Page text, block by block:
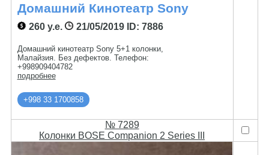
Домашний Кинотеатр Sony
260 у.е. 21/05/2019ID: 7886
Домашний кинотеатр Sony 5+1 колонки,
Малайзия. Без дефектов. Телефон:
+998909404782
подробнее
+998 33 1700858
№ 7289
Колонки BOSE Companion 2 Series III